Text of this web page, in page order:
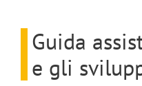
Guida
e gli